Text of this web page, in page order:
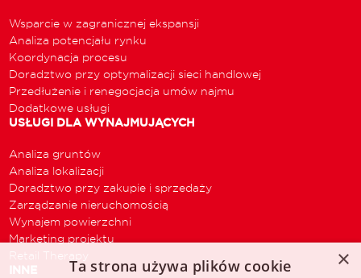
Wsparcie w zagranicznej ekspansji
Analiza potencjału rynku
Koordynacja procesu
Doradztwo przy optymalizacji sieci handlowej
Przedłużenie i renegocjacja umów najmu
Dodatkowe usługi
USŁUGI DLA WYNAJMUJĄCYCH
Analiza gruntów
Analiza lokalizacji
Doradztwo przy zakupie i sprzedaży
Zarządzanie nieruchomością
Wynajem powierzchni
Marketing projektu
Retail Therapy
INNE ×
Ta strona używa plików cookie